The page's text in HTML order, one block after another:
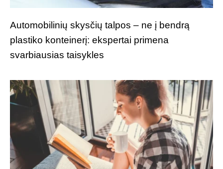
Automobilinių skysčių talpos – ne į bendrą
plastiko konteinerį: ekspertai primena
svarbiausias taisykles